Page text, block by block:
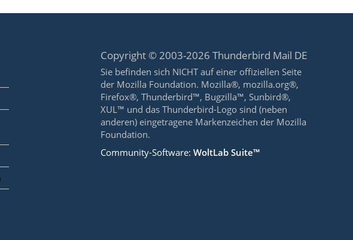
Copyright © 2003-2026 Thunderbird Mail DE
Sie befinden sich NICHT auf einer offiziellen Seite
der Mozilla Foundation. Mozilla®, mozilla.org®,
Firefox®, Thunderbird™, Bugzilla™, Sunbird®,
XUL™ und das Thunderbird-Logo sind (neben
anderen) eingetragene Markenzeichen der Mozilla
Foundation.
Community-Software:WoltLab Suite™